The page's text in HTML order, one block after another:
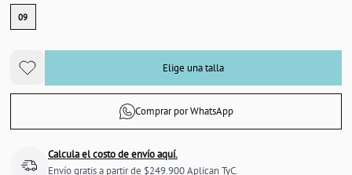
09
Elige una talla
Comprar por WhatsApp
Calcula el costo de envío aquí.
Envío gratis a partir de $249.900Aplican TyC.